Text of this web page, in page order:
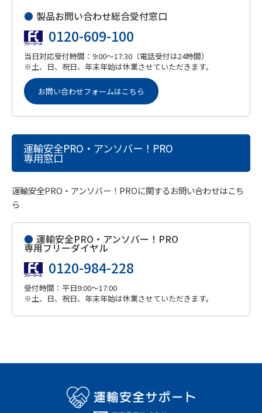
● 製品お問い合わせ総合受付窓口
0120-609-100
当日対応受付時間：9:00～17:30（電話受付は24時間）
※土、日、祝日、年末年始は休業させていただきます。
お問い合わせフォームはこちら
運輸安全PRO・アンソバー！PRO
専用窓口
運輸安全PRO・アンソバー！PROに関するお問い合わせはこち
ら
● 運輸安全PRO・アンソバー！PRO
専用フリーダイヤル
0120-984-228
受付時間：平日9:00～17:00
※土、日、祝日、年末年始は休業させていただきます。